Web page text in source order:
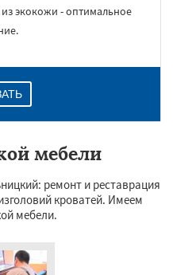
экокожи - оптимальное
мебели
ремонт и реставрация
кроватей. Имеем
мебели.